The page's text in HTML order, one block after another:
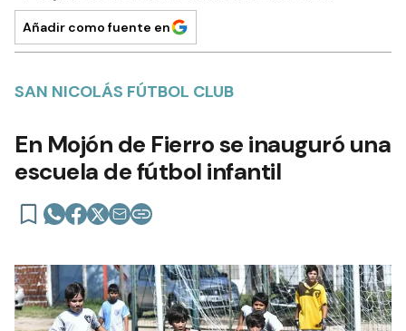
Añadir como fuente en
SAN NICOLÁS FÚTBOL CLUB
En Mojón de Fierro se inauguró una
escuela de fútbol infantil